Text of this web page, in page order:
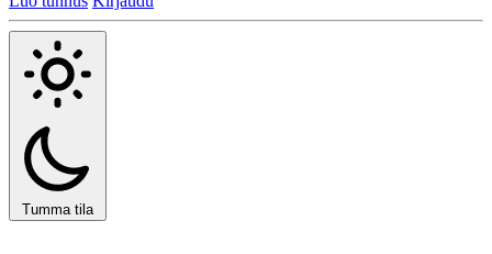
Tumma tila